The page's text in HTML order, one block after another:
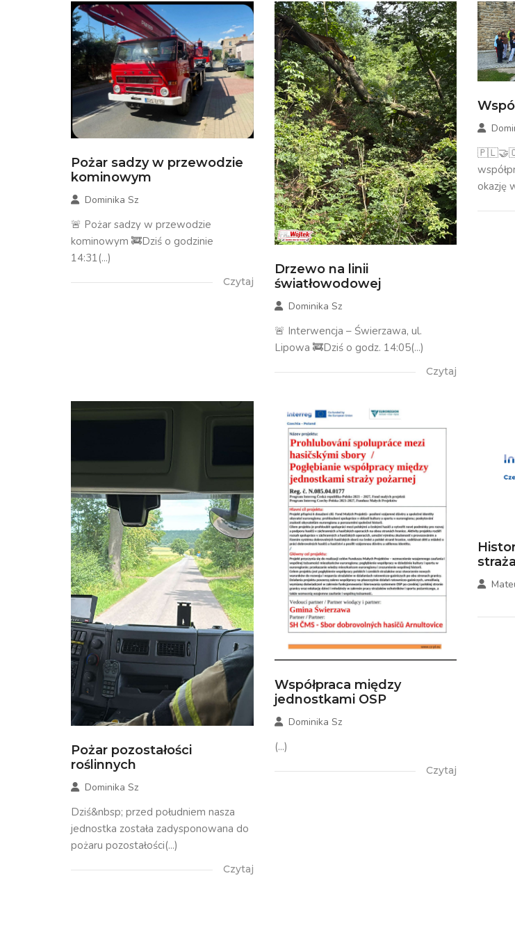
Pożar sadzy w przewodzie
kominowym
Dominika Sz
🚨 Pożar sadzy w przewodzie
kominowym 🚒Dziś o godzinie
14:31(...)
Czytaj
Drzewo na linii
światłowodowej
Dominika Sz
🚨 Interwencja – Świerzawa, ul.
Lipowa 🚒Dziś o godz. 14:05(...)
Czytaj
okazję
Pożar pozostałości
roślinnych
Dominika Sz
Dziś&nbsp; przed południem nasza
jednostka została zadysponowana do
pożaru pozostałości(...)
Czytaj
Współpraca między
jednostkami OSP
Dominika Sz
(...)
Czytaj